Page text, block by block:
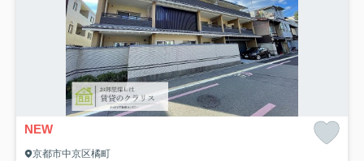
NEW
京都市中京区橘町